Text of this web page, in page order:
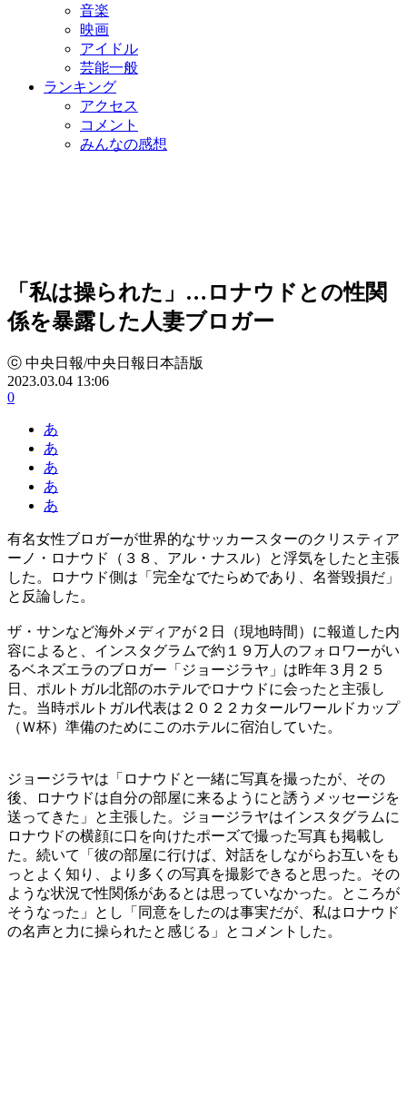
音楽
映画
アイドル
芸能一般
ランキング
アクセス
コメント
みんなの感想
「私は操られた」…ロナウドとの性関
係を暴露した人妻ブロガー
ⓒ 中央日報/中央日報日本語版
2023.03.04 13:06
0
あ
あ
あ
あ
あ
有名女性ブロガーが世界的なサッカースターのクリスティア
ーノ・ロナウド（３８、アル・ナスル）と浮気をしたと主張
した。ロナウド側は「完全なでたらめであり、名誉毀損だ」
と反論した。
ザ・サンなど海外メディアが２日（現地時間）に報道した内
容によると、インスタグラムで約１９万人のフォロワーがい
るベネズエラのブロガー「ジョージラヤ」は昨年３月２５
日、ポルトガル北部のホテルでロナウドに会ったと主張し
た。当時ポルトガル代表は２０２２カタールワールドカップ
（Ｗ杯）準備のためにこのホテルに宿泊していた。
ジョージラヤは「ロナウドと一緒に写真を撮ったが、その
後、ロナウドは自分の部屋に来るようにと誘うメッセージを
送ってきた」と主張した。ジョージラヤはインスタグラムに
ロナウドの横顔に口を向けたポーズで撮った写真も掲載し
た。続いて「彼の部屋に行けば、対話をしながらお互いをも
っとよく知り、より多くの写真を撮影できると思った。その
ような状況で性関係があるとは思っていなかった。ところが
そうなった」とし「同意をしたのは事実だが、私はロナウド
の名声と力に操られたと感じる」とコメントした。